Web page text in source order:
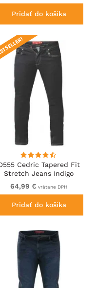
Pridať do košíka
Cedric Tapered Fit
Stretch Jeans Indigo
64,99 € vrátane DPH
Pridať do košíka